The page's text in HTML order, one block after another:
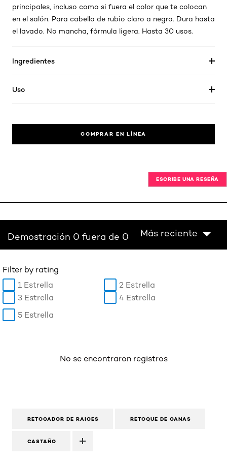
principales, incluso como si fuera el color que te colocan
en el salón. Para cabello de rubio claro a negro. Dura hasta
el lavado. No mancha, fórmula ligera. Hasta 30 usos.
Ingredientes
Uso
COMPRAR EN LÍNEA
ESCRIBE UNA RESEÑA
Demostración 0 fuera de 0 Más reciente
Filter by rating
1 Estrella
2 Estrella
3 Estrella
4 Estrella
5 Estrella
No se encontraron registros
RETOCADOR DE RAICES RETOQUE DE CANAS
CASTAÑO